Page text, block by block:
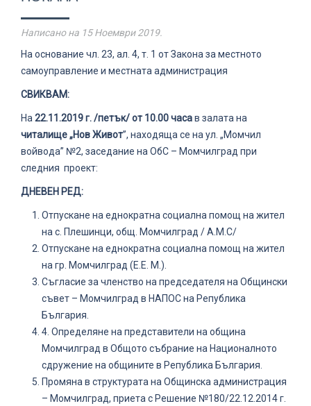
Написано на 15 Ноември 2019.
На основание чл. 23, ал. 4, т. 1 от Закона за местното
самоуправление и местната администрация
СВИКВАМ:
На 22.11.2019 г. /петък/ от 10.00 часав залата на
читалище „Нов Живот”, находяща се на ул. „Момчил
войвода” №2, заседание на ОбС – Момчилград при
следния проект:
ДНЕВЕН РЕД:
Отпускане на еднократна социална помощ на жител
на с. Плешинци, общ. Момчилград / А.М.С/
Отпускане на еднократна социална помощ на жител
на гр. Момчилград (Е.Е. М.).
Съгласие за членство на председателя на Общински
съвет – Момчилград в НАПОС на Република
България.
4. Определяне на представители на община
Момчилград в Общото събрание на Националното
сдружение на общините в Република България.
Промяна в структурата на Общинска администрация
– Момчилград, приета с Решение №180/22.12.2014 г.